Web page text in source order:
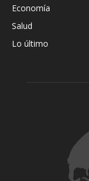
Economía
Salud
Lo último